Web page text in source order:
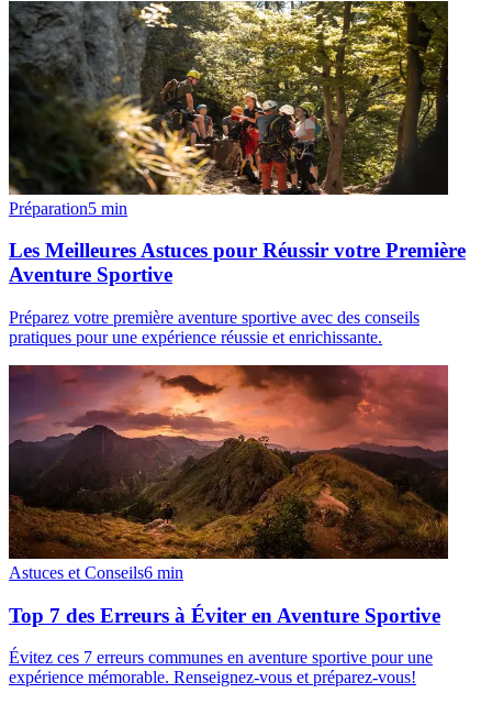
Préparation5 min
Les Meilleures Astuces pour Réussir votre Première
Aventure Sportive
Préparez votre première aventure sportive avec des conseils
pratiques pour une expérience réussie et enrichissante.
Astuces et Conseils6 min
Top 7 des Erreurs à Éviter en Aventure Sportive
Évitez ces 7 erreurs communes en aventure sportive pour une
expérience mémorable. Renseignez-vous et préparez-vous!